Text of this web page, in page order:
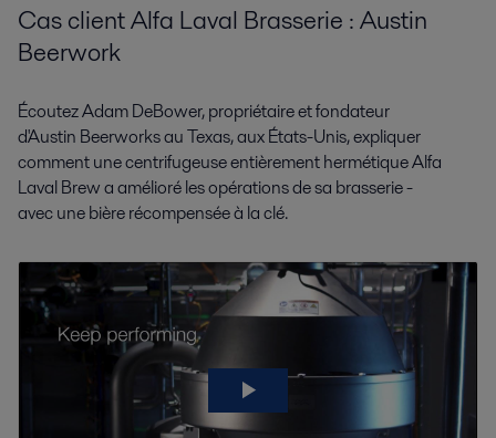
Cas client Alfa Laval Brasserie : Austin
Beerwork
Écoutez AdamDeBower, propriétaire et fondateur
d'Austin Beerworksau Texas, aux États-Unis, expliquer
comment une centrifugeuse entièrement hermétique Alfa
LavalBrewa amélioré les opérations de sa brasserie -
avecune bièrerécompensée à la clé.